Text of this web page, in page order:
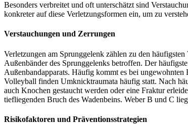
Besonders verbreitet und oft unterschätzt sind
konkreter auf diese Verletzungsformen ein, um zu
Verstauchungen und Zerrungen
Verletzungen am Sprunggelenk zählen zu den
Außenbänder des Sprunggelenks betroffen. Der
Außenbandapparats. Häufig kommt es bei
Volleyball finden Umknicktraumata häufig statt. Nach
auch Knochen gestaucht werden oder eine Fraktur
tiefliegenden Bruch des Wadenbeins. Weber B und C
Risikofaktoren und Präventionsstrategien